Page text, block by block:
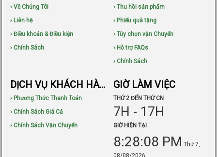
› Về Chúng Tôi
› Liên hệ
› Điều khoản & Điều kiện
› Chính Sách
› Thu hồi sản phẩm
› Phiếu quà tặng
› Tùy chọn vận Chuyển
› Hỗ trợ FAQs
› Chính Sách
DỊCH VỤ KHÁCH HÀNG
› Phương Thức Thanh Toán
› Chính Sách Giá Cả
› Chính Sách Vận Chuyển
GIỜ LÀM VIỆC
THỨ 2 ĐẾN THỨ CN
7H - 17H
GIỜ HIỆN TẠI
8:28:10 PM Thứ 7,